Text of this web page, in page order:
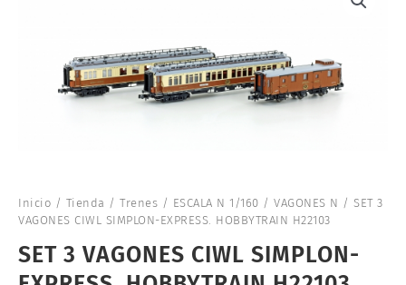
Inicio / Tienda / Trenes / ESCALA N 1/160 / VAGONES N / SET 3
VAGONES CIWL SIMPLON-EXPRESS. HOBBYTRAIN H22103
SET 3 VAGONES CIWL SIMPLON-